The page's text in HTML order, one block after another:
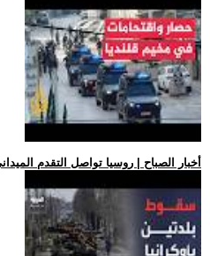
.. أخبار الصباح | روسيا تواصل التقدم